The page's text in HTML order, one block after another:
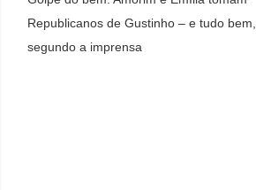
Republicanos de Gustinho – e tudo bem,
segundo a imprensa